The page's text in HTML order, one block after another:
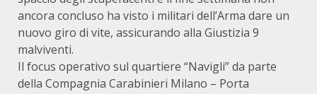
ancora concluso ha visto i militari dell’Arma dare un
nuovo giro di vite, assicurando alla Giustizia 9
malviventi.
Il focus operativo sul quartiere “Navigli” da parte
della Compagnia Carabinieri Milano – Porta